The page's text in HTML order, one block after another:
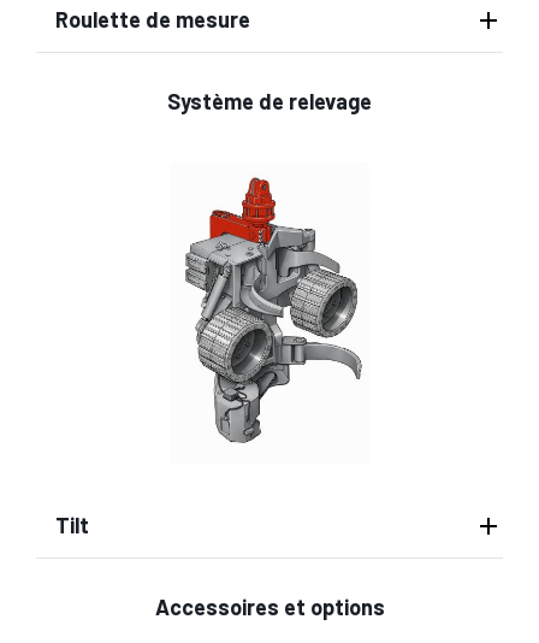
Roulette de mesure
Système de relevage
Tilt
Accessoires et options